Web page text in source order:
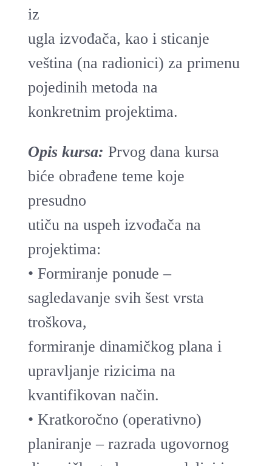
iz
ugla izvođača, kao i sticanje
veština (na radionici) za primenu
pojedinih metoda na
konkretnim projektima.
Opis kursa: Prvog dana kursa
biće obrađene teme koje
presudno
utiču na uspeh izvođača na
projektima:
• Formiranje ponude –
sagledavanje svih šest vrsta
troškova,
formiranje dinamičkog plana i
upravljanje rizicima na
kvantifikovan način.
• Kratkoročno (operativno)
planiranje – razrada ugovornog